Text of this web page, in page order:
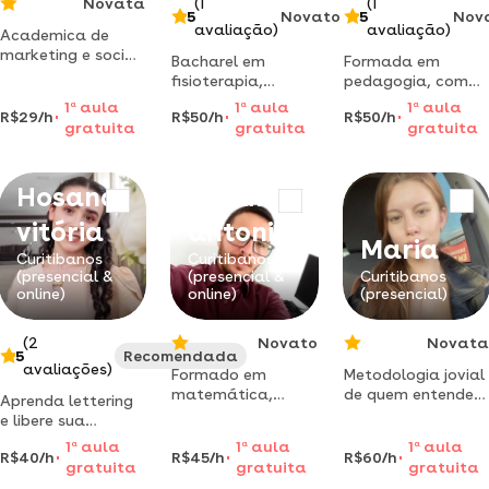
Academica de
marketing e social
o seu negócio
R$29/h
1 aaula
gratuita
5
avaliação)
Novato
Bacharel em
fisioterapia,
cursando pós
graduação em
saúde pública.
as séries do ensino
fundamental.
tenho certificado
de educação
inclusiva e tecn
R$50/h
1 a aula
gratuita
5
avaliação)
Formada em
pedagogia, com
pós em educação
inclusiva.cinco
área.
R$50/h
1 aaula
gratuita
Hosana
vitória
Curitibanos
(presencial &
online)
5
(2
avaliações)
Recomendada
Aprenda lettering
e libere sua
criatividade️!sou
formada em
licenciatura em
R$40/h
1 aaula
gratuita
Sandro
antonio
Curitibanos
(presencial &
online)
Novato
Formado em
matemática,
superiorem
desenvolvimento
R$45/h
1 a aula
gratuita
Maria
Curitibanos
(presencial)
Novata
Metodologia jovial
de quem entende
do enem!
R$60/h
1 aaula
gratuita